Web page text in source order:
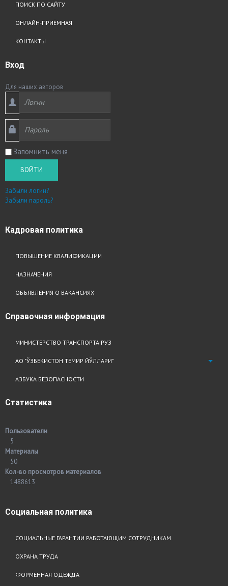
ПОИСК ПО САЙТУ
ОНЛАЙН-ПРИЁМНАЯ
КОНТАКТЫ
Вход
Для наших авторов
Запомнить меня
ВОЙТИ
Забыли логин?
Забыли пароль?
Кадровая политика
ПОВЫШЕНИЕ КВАЛИФИКАЦИИ
НАЗНАЧЕНИЯ
ОБЪЯВЛЕНИЯ О ВАКАНСИЯХ
Справочная информация
МИНИСТЕРСТВО ТРАНСПОРТА РУЗ
АО "ЎЗБЕКИСТОН ТЕМИР ЙЎЛЛАРИ"
АЗБУКА БЕЗОПАСНОСТИ
Статистика
Пользователи
5
Материалы
50
Кол-во просмотров материалов
1488613
Социальная политика
СОЦИАЛЬНЫЕ ГАРАНТИИ РАБОТАЮЩИМ СОТРУДНИКАМ
ОХРАНА ТРУДА
ФОРМЕННАЯ ОДЕЖДА